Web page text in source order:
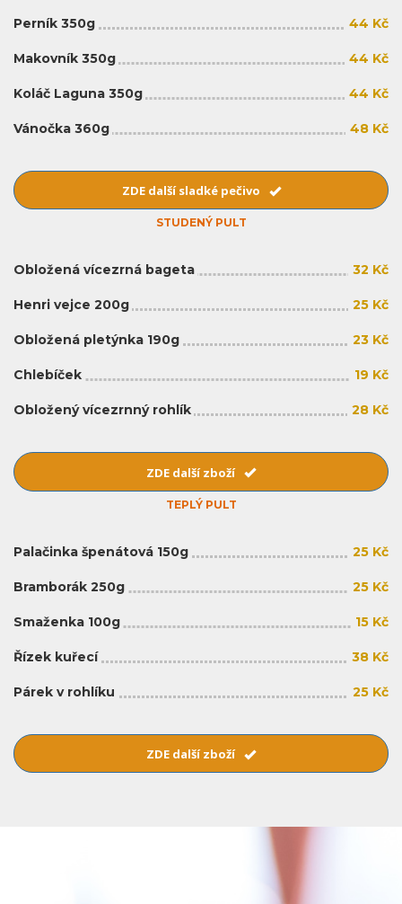
Perník 350g 44 Kč
Makovník 350g 44 Kč
Koláč Laguna 350g 44 Kč
Vánočka 360g 48 Kč
ZDE další sladké pečivo
STUDENÝ PULT
Obložená vícezrná bageta 32 Kč
Henri vejce 200g 25 Kč
Obložená pletýnka 190g 23 Kč
Chlebíček 19 Kč
Obložený vícezrnný rohlík 28 Kč
ZDE další zboží
TEPLÝ PULT
Palačinka špenátová 150g 25 Kč
Bramborák 250g 25 Kč
Smaženka 100g 15 Kč
Řízek kuřecí 38 Kč
Párek v rohlíku 25 Kč
ZDE další zboží